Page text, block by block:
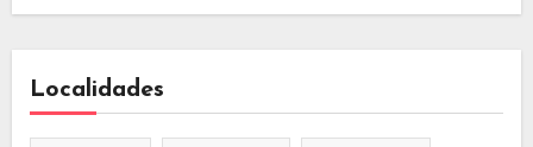
Localidades